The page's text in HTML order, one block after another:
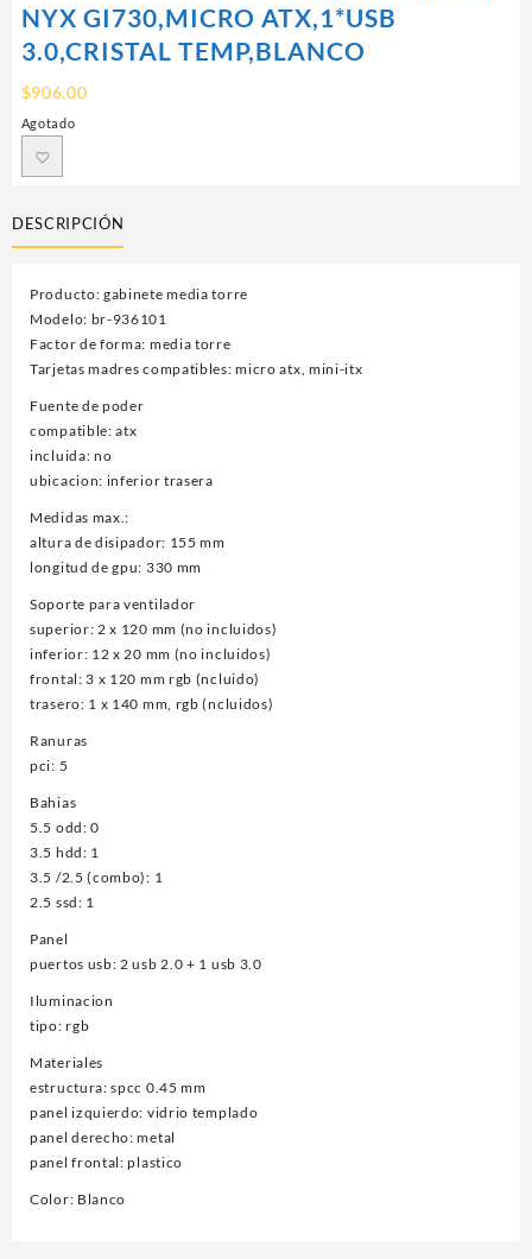
NYX GI730,MICRO ATX,1*USB
3.0,CRISTAL TEMP,BLANCO
$906.00
Agotado
DESCRIPCIÓN
Producto: gabinete media torre
Modelo: br-936101
Factor de forma: media torre
Tarjetas madres compatibles: micro atx, mini-itx
Fuente de poder
compatible: atx
incluida: no
ubicacion: inferior trasera
Medidas max.:
altura de disipador: 155 mm
longitud de gpu: 330 mm
Soporte para ventilador
superior: 2 x 120 mm (no incluidos)
inferior: 12 x 20 mm (no incluidos)
frontal: 3 x 120 mm rgb (ncluido)
trasero: 1 x 140 mm, rgb (ncluidos)
Ranuras
pci: 5
Bahias
5.5 odd: 0
3.5 hdd: 1
3.5 /2.5 (combo): 1
2.5 ssd: 1
Panel
puertos usb: 2 usb 2.0 + 1 usb 3.0
Iluminacion
tipo: rgb
Materiales
estructura: spcc 0.45 mm
panel izquierdo: vidrio templado
panel derecho: metal
panel frontal: plastico
Color: Blanco